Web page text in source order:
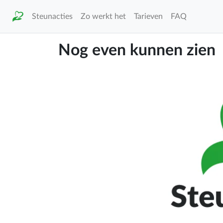
Steunacties Zo werkt het Tarieven FAQ
Nog even kunnen zien